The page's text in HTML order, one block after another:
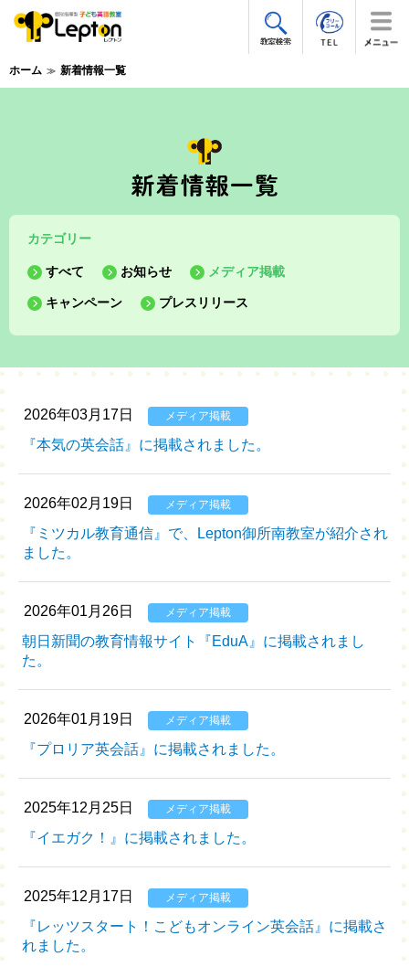
ホーム 新着情報一覧
カテゴリー
すべて お知らせ メディア掲載
キャンペーン プレスリリース
2026年03月17日 メディア掲載
『本気の英会話』に掲載されました。
2026年02月19日 メディア掲載
『ミツカル教育通信』で、Lepton御所南教室が紹介され
ました。
2026年01月26日 メディア掲載
朝日新聞の教育情報サイト『EduA』に掲載されまし
た。
2026年01月19日 メディア掲載
『プロリア英会話』に掲載されました。
2025年12月25日 メディア掲載
『イエガク！』に掲載されました。
2025年12月17日 メディア掲載
『レッツスタート！こどもオンライン英会話』に掲載さ
れました。